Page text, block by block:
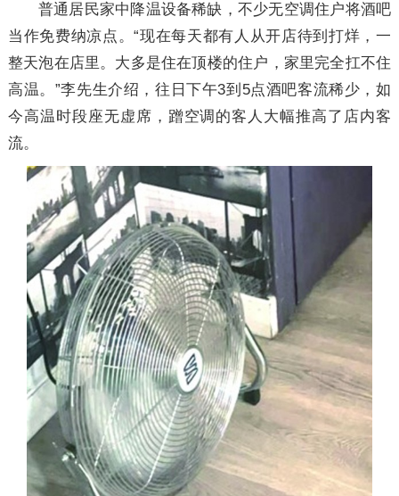
普通居民家中降温设备稀缺，不少无空调住户将酒吧
当作免费纳凉点。“现在每天都有人从开店待到打烊，一
整天泡在店里。大多是住在顶楼的住户，家里完全扛不住
高温。”李先生介绍，往日下午3到5点酒吧客流稀少，如
今高温时段座无虚席，蹭空调的客人大幅推高了店内客
流。